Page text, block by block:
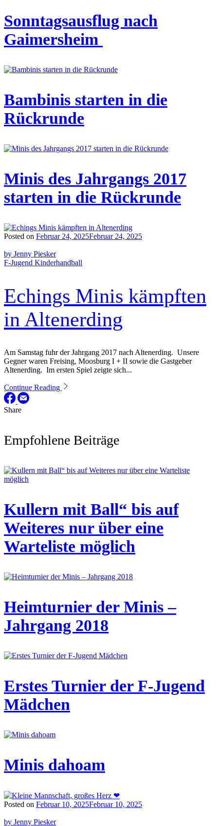
Sonntagsausflug nach
Gaimersheim
Bambinis starten in die
Rückrunde
Minis des Jahrgangs 2017
starten in die Rückrunde
Posted on Februar 24, 2025Februar 24, 2025
by Jenny Piesker
F-Jugend Kinderhandball
Echings Minis kämpften
in Altenerding
Am Samstag fuhr der Jahrgang 2017 nach Altenerding. Unsere
Gegner waren Freising, Moosburg I + II sowie die Gastgeber
Altenerding. Im ersten Spiel zeigte sich...
Continue Reading
Share
Empfohlene Beiträge
Kullern mit Ball“ bis auf
Weiteres nur über eine
Warteliste möglich
Heimturnier der Minis –
Jahrgang 2018
Erstes Turnier der F-Jugend
Mädchen
Minis dahoam
Posted on Februar 10, 2025Februar 10, 2025
by Jenny Piesker